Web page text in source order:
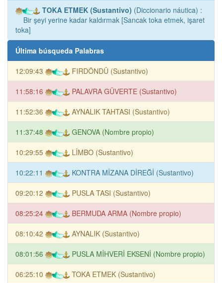
TOKA ETMEK (Sustantivo) (Diccionario náutica) :
Bir şeyi yerine kadar kaldırmak [Sancak toka etmek, işaret
toka]
Última búsqueda Palabras
12:09:43 FIRDÖNDÜ (Sustantivo)
11:58:16 PALAVRA GÜVERTE (Sustantivo)
11:52:36 AYNALIK TAHTASI (Sustantivo)
11:37:48 GENOVA (Nombre propio)
10:29:55 LİMBO (Sustantivo)
10:22:11 KONTRA MİZANA DİREĞİ (Sustantivo)
09:20:12 PUSLA TASI (Sustantivo)
08:25:24 BERMUDA ARMA (Nombre propio)
08:10:42 AYNALIK (Sustantivo)
08:01:56 PUSLA MİHVERİ EKSENİ (Nombre propio)
06:25:10 TOKA ETMEK (Sustantivo)